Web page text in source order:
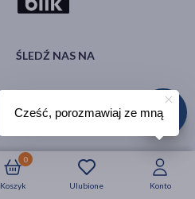
Nowości Krótkie daty
Ulubione
Koszyk
0
Konto
ŚLEDŹ NAS NA
Cześć, porozmawiaj ze mną